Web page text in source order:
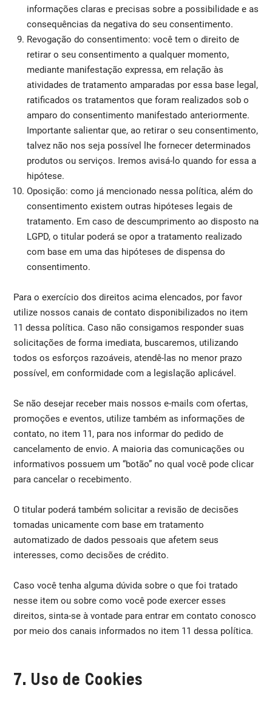
informações claras e precisas sobre a possibilidade e as
consequências da negativa do seu consentimento.
Revogação do consentimento: você tem o direito de
retirar o seu consentimento a qualquer momento,
mediante manifestação expressa, em relação às
atividades de tratamento amparadas por essa base legal,
ratificados os tratamentos que foram realizados sob o
amparo do consentimento manifestado anteriormente.
Importante salientar que, ao retirar o seu consentimento,
talvez não nos seja possível lhe fornecer determinados
produtos ou serviços. Iremos avisá-lo quando for essa a
hipótese.
Oposição: como já mencionado nessa política, além do
consentimento existem outras hipóteses legais de
tratamento. Em caso de descumprimento ao disposto na
LGPD, o titular poderá se opor a tratamento realizado
com base em uma das hipóteses de dispensa do
consentimento.
Para o exercício dos direitos acima elencados, por favor
utilize nossos canais de contato disponibilizados no item
11 dessa política. Caso não consigamos responder suas
solicitações de forma imediata, buscaremos, utilizando
todos os esforços razoáveis, atendê-las no menor prazo
possível, em conformidade com a legislação aplicável.
Se não desejar receber mais nossos e-mails com ofertas,
promoções e eventos, utilize também as informações de
contato, no item 11, para nos informar do pedido de
cancelamento de envio. A maioria das comunicações ou
informativos possuem um “botão” no qual você pode clicar
para cancelar o recebimento.
O titular poderá também solicitar a revisão de decisões
tomadas unicamente com base em tratamento
automatizado de dados pessoais que afetem seus
interesses, como decisões de crédito.
Caso você tenha alguma dúvida sobre o que foi tratado
nesse item ou sobre como você pode exercer esses
direitos, sinta-se à vontade para entrar em contato conosco
por meio dos canais informados no item 11 dessa política.
7. Uso de Cookies